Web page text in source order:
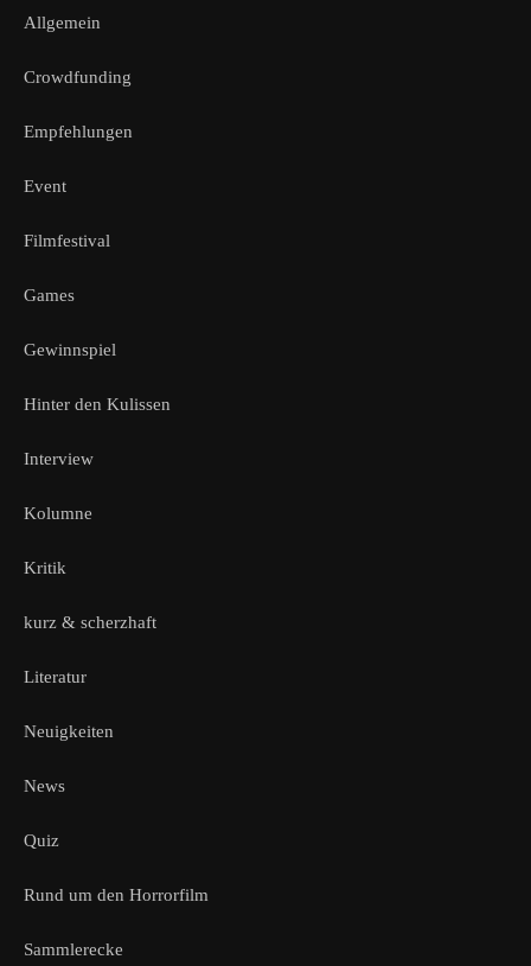
Allgemein
Crowdfunding
Empfehlungen
Event
Filmfestival
Games
Gewinnspiel
Hinter den Kulissen
Interview
Kolumne
Kritik
kurz & scherzhaft
Literatur
Neuigkeiten
News
Quiz
Rund um den Horrorfilm
Sammlerecke